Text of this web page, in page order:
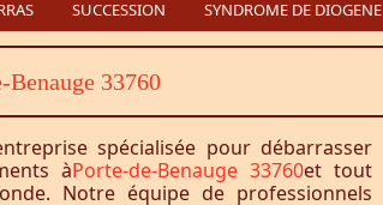
SUCCESSION SYNDROME DE DIOGENE
Benauge 33760
spécialisée pour débarrasser
àPorte-de-Benauge 33760et tout
Notre équipe de professionnels